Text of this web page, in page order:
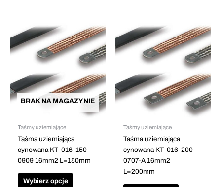
BRAK NA MAGAZYNIE
Taśmy uziemiające
Taśma uziemiająca
cynowana KT-016-150-
0909 16mm2 L=150mm
Wybierz opcje
produkt
ma
wiele
wariantów.
Opcje
można
wybrać
produktu
Taśmy uziemiające
Taśma uziemiająca
cynowana KT-016-200-
0707-A 16mm2
L=200mm
produkt
ma
wiele
wariantów.
Opcje
można
wybrać
produktu